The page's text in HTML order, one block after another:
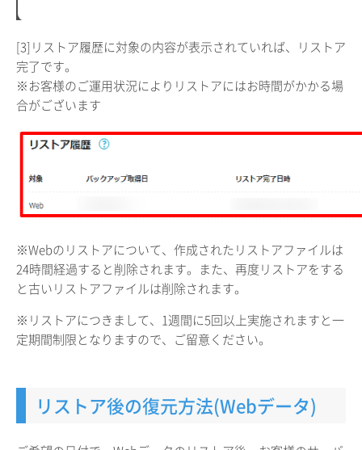
[3]リストア履歴に対象の内容が表示されていれば、リストア
完了です。
※お客様のご運用状況によりリストアにはお時間がかかる場
合がございます
※Webのリストアについて、作成されたリストアファイルは
24時間経過すると削除されます。また、再度リストアをする
と古いリストアファイルは削除されます。
※リストアにつきまして、1週間に5回以上実施されますと一
定期間制限となりますので、ご留意ください。
リストア後の復元方法(Webデータ)